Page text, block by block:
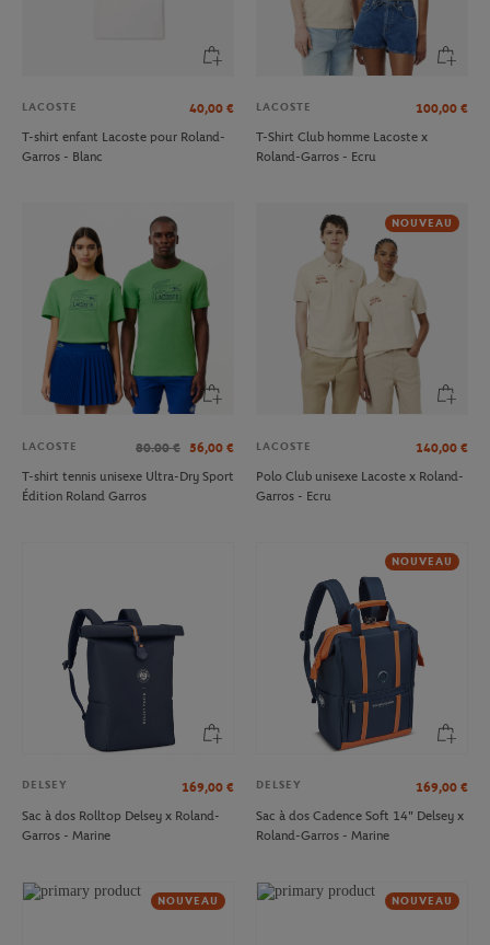
LACOSTE 40,00 €
T-shirt enfant Lacoste pour Roland-
Garros - Blanc
LACOSTE 100,00 €
T-Shirt Club homme Lacoste x
Roland-Garros - Ecru
LACOSTE 80.00 € 56,00 €
T-shirt tennis unisexe Ultra-Dry Sport
Édition Roland Garros
NOUVEAU
LACOSTE 140,00 €
Polo Club unisexe Lacoste x Roland-
Garros - Ecru
DELSEY 169,00 €
Sac à dos Rolltop Delsey x Roland-
Garros - Marine
NOUVEAU
DELSEY 169,00 €
Sac à dos Cadence Soft 14" Delsey x
Roland-Garros - Marine
NOUVEAU NOUVEAU